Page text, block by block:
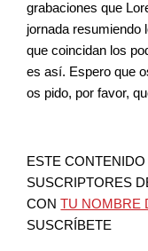
grabaciones que
jornada resumiendo
que coincidan los
es así. Espero que
os pido, por favor,
ESTE
SUSCRIPTORES
CONTU NOMBRE
SUSCRÍBETE